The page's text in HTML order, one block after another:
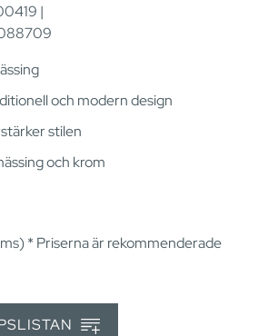
|
och modern design
stilen
och krom
* Priserna är rekommenderade